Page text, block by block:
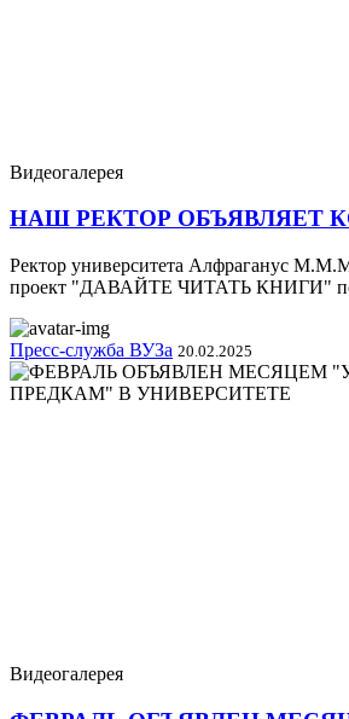
Видеогалерея
НАШ РЕКТОР ОБЪЯВЛЯЕТ
Ректор университета Алфраганус
проект "ДАВАЙТЕ ЧИТАТЬ КНИГИ" по
Пресс-служба ВУЗа 20.02.2025
Видеогалерея